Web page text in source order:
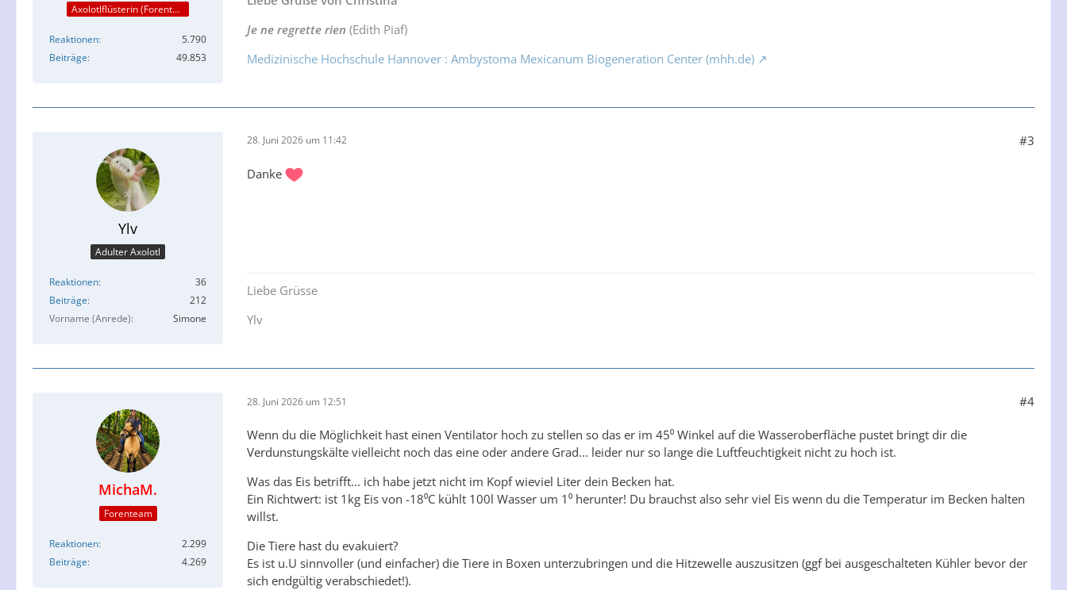
Axolotlflüsterin (Forenteam)
Reaktionen
5.790
Beiträge
49.853
Je ne regrette rien (Edith Piaf)
Medizinische Hochschule Hannover : Ambystoma Mexicanum Biogeneration Center (mhh.de)
Ylv
Adulter Axolotl
Reaktionen
36
Beiträge
212
Vorname (Anrede)
Simone
28. Juni 2026 um 11:42 #3
Danke
Liebe Grüsse
Ylv
MichaM.
Forenteam
Reaktionen
2.299
Beiträge
4.269
28. Juni 2026 um 12:51 #4
Wenn du die Möglichkeit hast einen Ventilator hoch zu stellen so das er im 45⁰ Winkel auf die Wasseroberfläche pustet bringt dir die
Verdunstungskälte vielleicht noch das eine oder andere Grad... leider nur so lange die Luftfeuchtigkeit nicht zu hoch ist.
Was das Eis betrifft... ich habe jetzt nicht im Kopf wieviel Liter dein Becken hat.
Ein Richtwert: ist 1kg Eis von -18⁰C kühlt 100l Wasser um 1⁰ herunter! Du brauchst also sehr viel Eis wenn du die Temperatur im Becken halten
willst.
Die Tiere hast du evakuiert?
Es ist u.U sinnvoller (und einfacher) die Tiere in Boxen unterzubringen und die Hitzewelle auszusitzen (ggf bei ausgeschalteten Kühler bevor der
sich endgültig verabschiedet!).